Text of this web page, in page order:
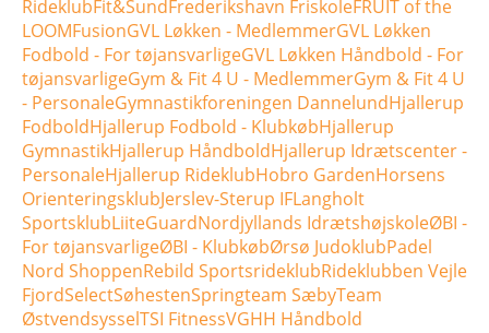
RideklubFit&SundFrederikshavn FriskoleFRUIT of the
LOOMFusionGVL Løkken - MedlemmerGVL Løkken
Fodbold - For tøjansvarligeGVL Løkken Håndbold - For
tøjansvarligeGym & Fit 4 U - MedlemmerGym & Fit 4 U
- PersonaleGymnastikforeningen DannelundHjallerup
FodboldHjallerup Fodbold - KlubkøbHjallerup
GymnastikHjallerup HåndboldHjallerup Idrætscenter -
PersonaleHjallerup RideklubHobro GardenHorsens
OrienteringsklubJerslev-Sterup IFLangholt
SportsklubLiiteGuardNordjyllands IdrætshøjskoleØBI -
For tøjansvarligeØBI - KlubkøbØrsø JudoklubPadel
Nord ShoppenRebild SportsrideklubRideklubben Vejle
FjordSelectSøhestenSpringteam SæbyTeam
ØstvendsysselTSI FitnessVGHH Håndbold